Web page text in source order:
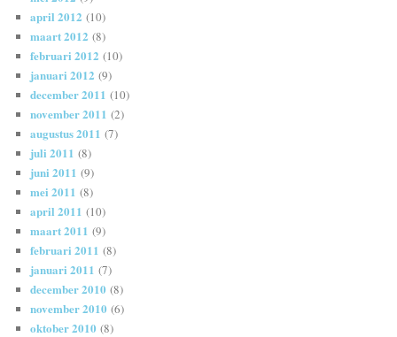
april 2012 (10)
maart 2012 (8)
februari 2012 (10)
januari 2012 (9)
december 2011 (10)
november 2011 (2)
augustus 2011 (7)
juli 2011 (8)
juni 2011 (9)
mei 2011 (8)
april 2011 (10)
maart 2011 (9)
februari 2011 (8)
januari 2011 (7)
december 2010 (8)
november 2010 (6)
oktober 2010 (8)